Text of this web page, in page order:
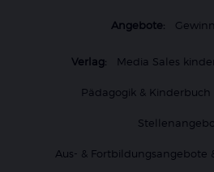
Angebote:
Verlag: Media Sales
Pädagogik & Kinderbuch
Aus- & Fortbildungsangebote